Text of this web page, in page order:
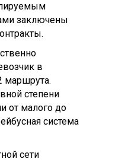
заключены
в
маршрута.
степени
от малого до
система
сети